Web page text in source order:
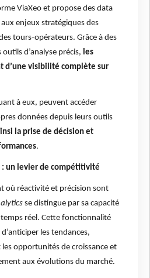
ViaXeo et propose des data
enjeux stratégiques des
tours-opérateurs. Grâce à des
d’analyse précis, les
d’une visibilité complète sur
à eux, peuvent accéder
données depuis leurs outils
la prise de décision et
.
: un levier de compétitivité
où réactivité et précision sont
se distingue par sa capacité
réel. Cette fonctionnalité
les tendances,
opportunités de croissance et
aux évolutions du marché.